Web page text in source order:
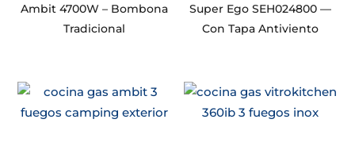
Ambit 4700W – Bombona
Tradicional
Super Ego SEH024800 —
Con Tapa Antiviento